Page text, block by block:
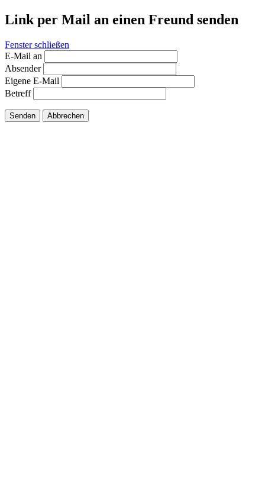
Link per Mail an einen Freund senden
Fenster schließen
E-Mail an
Absender
Eigene E-Mail
Betreff
Senden Abbrechen